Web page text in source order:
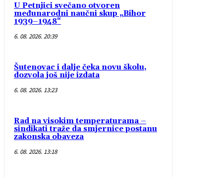
U Petnjici svečano otvoren
međunarodni naučni skup „Bihor
1939–1948“
6. 08. 2026. 20:39
Šutenovac i dalje čeka novu školu,
dozvola još nije izdata
6. 08. 2026. 13:23
Rad na visokim temperaturama –
sindikati traže da smjernice postanu
zakonska obaveza
6. 08. 2026. 13:18